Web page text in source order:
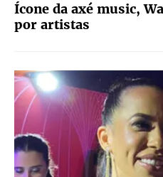
Ícone da axé music,
por artistas